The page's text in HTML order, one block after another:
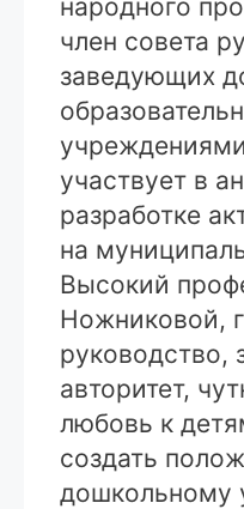
народного
член совета
заведующих
участвует в
разработке
на
Высокий
Ножниковой,
руководство,
авторитет,
любовь к
создать
дошкольному